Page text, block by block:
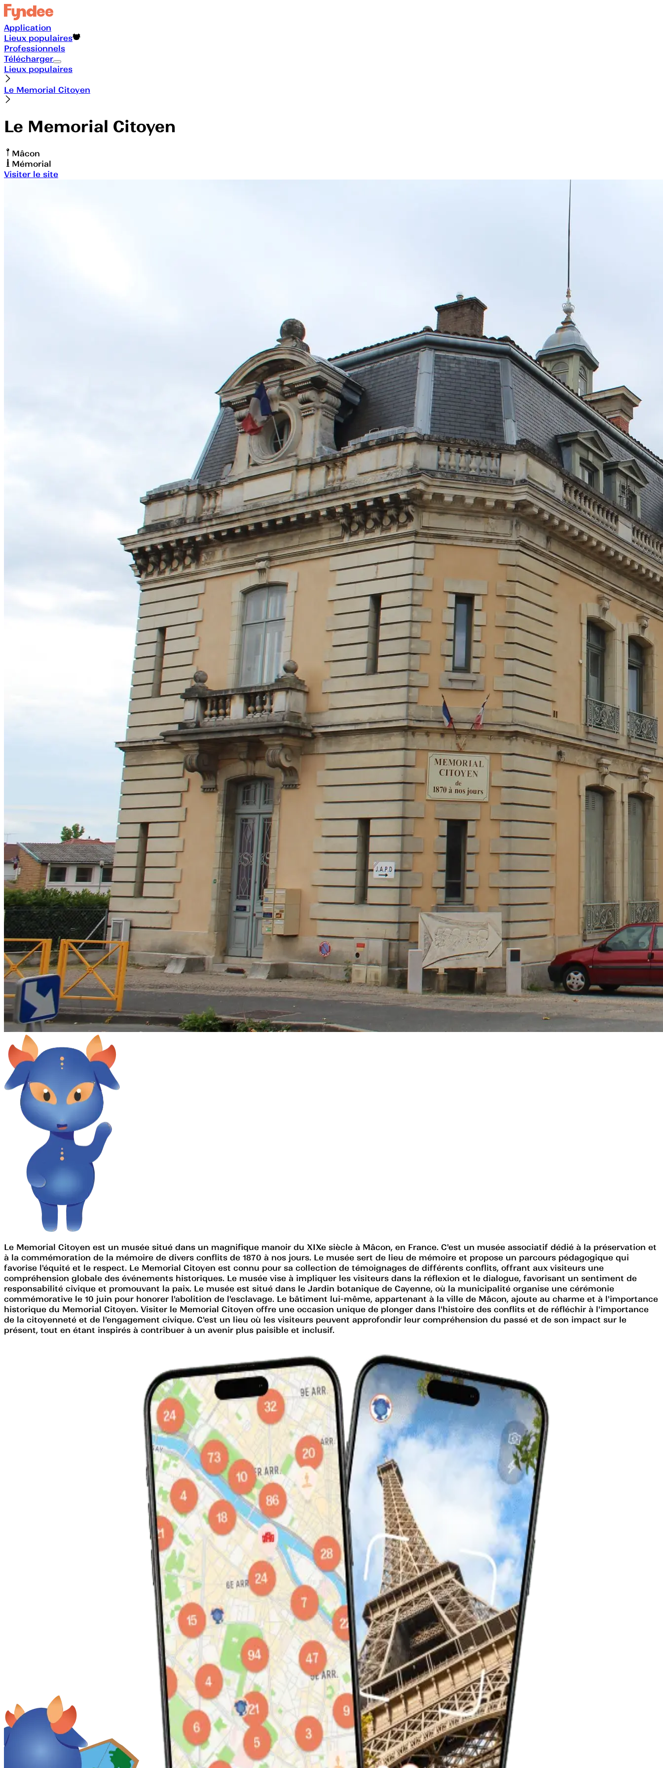
Application
Lieux populaires
Professionnels
Télécharger
Lieux populaires
Le Memorial Citoyen
Le Memorial Citoyen
Mâcon
Mémorial
Visiter le site
Le Memorial Citoyen est un musée situé dans un magnifique manoir du XIXe siècle à Mâcon, en France. C'est un musée associatif dédié à la préservation et
à la commémoration de la mémoire de divers conflits de 1870 à nos jours. Le musée sert de lieu de mémoire et propose un parcours pédagogique qui
favorise l'équité et le respect. Le Memorial Citoyen est connu pour sa collection de témoignages de différents conflits, offrant aux visiteurs une
compréhension globale des événements historiques. Le musée vise à impliquer les visiteurs dans la réflexion et le dialogue, favorisant un sentiment de
responsabilité civique et promouvant la paix. Le musée est situé dans le Jardin botanique de Cayenne, où la municipalité organise une cérémonie
commémorative le 10 juin pour honorer l'abolition de l'esclavage. Le bâtiment lui-même, appartenant à la ville de Mâcon, ajoute au charme et à l'importance
historique du Memorial Citoyen. Visiter le Memorial Citoyen offre une occasion unique de plonger dans l'histoire des conflits et de réfléchir à l'importance
de la citoyenneté et de l'engagement civique. C'est un lieu où les visiteurs peuvent approfondir leur compréhension du passé et de son impact sur le
présent, tout en étant inspirés à contribuer à un avenir plus paisible et inclusif.